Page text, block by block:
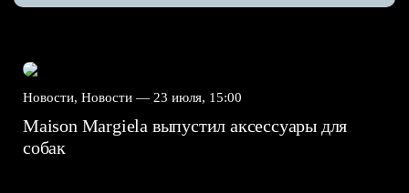
Новости, Новости — 23 июля, 15:00
Maison Margiela выпустил аксессуары для
собак